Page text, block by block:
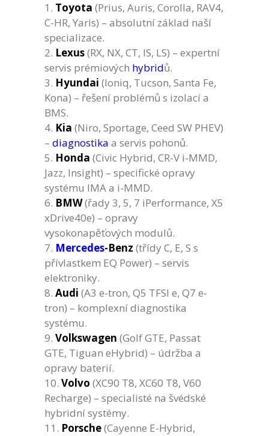
Toyota (Prius, Auris, Corolla, RAV4,
C-HR, Yaris) – absolutní základ naší
specializace.
Lexus(RX, NX, CT, IS, LS) – expertní
servis prémiových hybridů.
Hyundai (Ioniq, Tucson, Santa Fe,
Kona) – řešení problémů s izolací a
BMS.
Kia (Niro, Sportage, Ceed SW PHEV)
– diagnostika a servis pohonů.
Honda (Civic Hybrid, CR-V i-MMD,
Jazz, Insight) – specifické opravy
systému IMA a i-MMD.
BMW(řady 3, 5, 7 iPerformance, X5
xDrive40e) – opravy
vysokonapěťových modulů.
Mercedes-Benz (třídy C, E, S s
přívlastkem EQ Power) – servis
elektroniky.
Audi (A3 e-tron, Q5 TFSI e, Q7 e-
tron) – komplexní diagnostika
systému.
Volkswagen (Golf GTE, Passat
GTE, Tiguan eHybrid) – údržba a
opravy baterií.
Volvo (XC90 T8, XC60 T8, V60
Recharge) – specialisté na švédské
hybridní systémy.
Porsche(Cayenne E-Hybrid,